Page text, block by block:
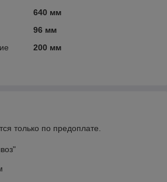
640 мм
96 мм
200 мм
только по предоплате.